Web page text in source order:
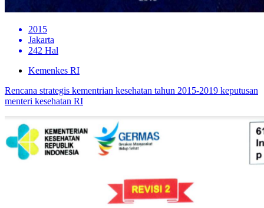
2015
Jakarta
242 Hal
Kemenkes RI
Rencana strategis kementrian kesehatan tahun 2015-2019 keputusan
menteri kesehatan RI